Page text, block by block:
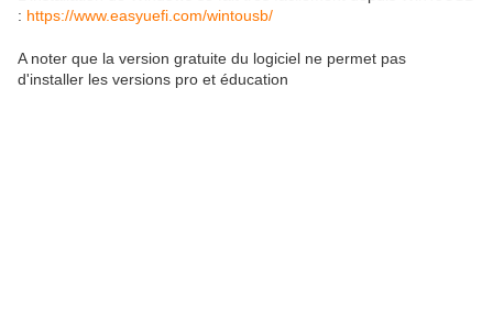
: https://www.easyuefi.com/wintousb/
A noter que la version gratuite du logiciel ne permet pas
d'installer les versions pro et éducation